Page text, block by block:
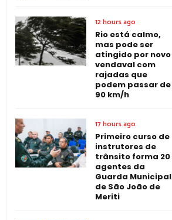
12 hours ago
Rio está calmo,
mas pode ser
atingido por novo
vendaval com
rajadas que
podem passar de
90 km/h
17 hours ago
Primeiro curso de
instrutores de
trânsito forma 20
agentes da
Guarda Municipal
de São João de
Meriti